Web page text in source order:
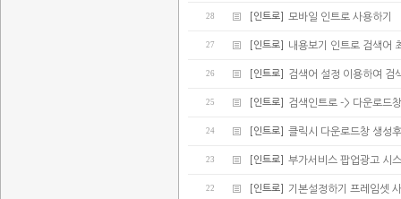
28 [인트로] 모바일 인트로 사용하기
27 [인트로] 내용보기 인트로 검색어
26 [인트로] 검색어 설정 이용하여 검
25 [인트로] 검색인트로 -> 다운로드
24 [인트로] 클릭시 다운로드창 생성
23 [인트로] 부가서비스 팝업광고 시
22 [인트로] 기본설정하기 프레임셋